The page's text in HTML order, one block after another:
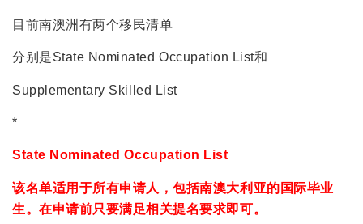
目前南澳洲有两个移民清单
分别是State Nominated Occupation List和
Supplementary Skilled List
*
State Nominated Occupation List
该名单适用于所有申请人，包括南澳大利亚的国际毕业
生。在申请前只要满足相关提名要求即可。